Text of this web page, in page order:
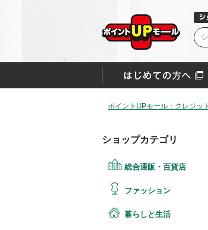
ポイントUPモール：クレジッ
ショップカテゴリ
総合通販・百貨店
ファッション
暮らしと生活